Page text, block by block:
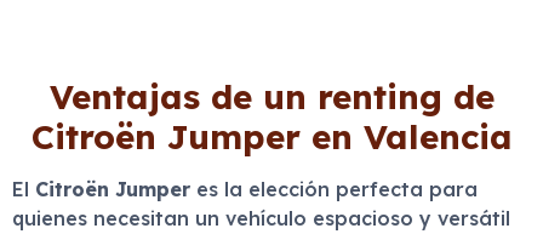
Ventajas de un renting de
Citroën Jumper en Valencia
El Citroën Jumper es la elección perfecta para
quienes necesitan un vehículo espacioso y versátil